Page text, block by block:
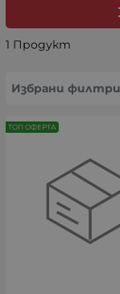
1 Продукт
Избрани
ТОП ОФЕРТА